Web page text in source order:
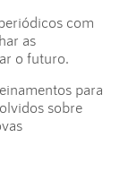
com
as
o futuro.
para
sobre